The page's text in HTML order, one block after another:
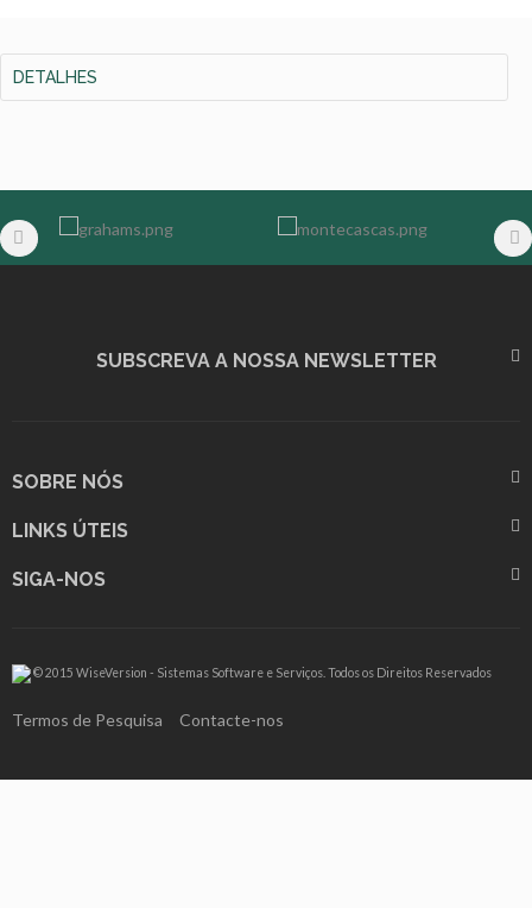
DETALHES
SUBSCREVA A NOSSA NEWSLETTER
SOBRE NÓS
LINKS ÚTEIS
SIGA-NOS
© 2015 WiseVersion - Sistemas Software e Serviços. Todos os Direitos Reservados
Termos de Pesquisa Contacte-nos